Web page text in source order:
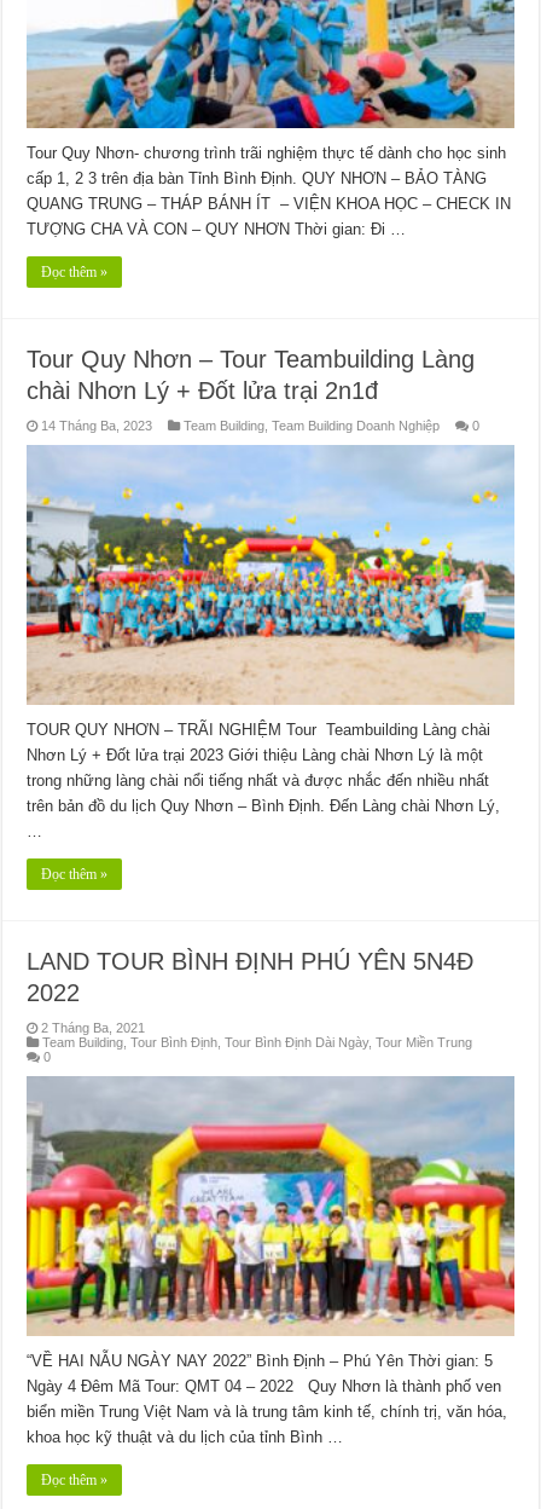
Tour Quy Nhơn- chương trình trãi nghiệm thực tế dành cho học sinh
cấp 1, 2 3 trên địa bàn Tỉnh Bình Định. QUY NHƠN – BẢO TÀNG
QUANG TRUNG – THÁP BÁNH ÍT – VIỆN KHOA HỌC – CHECK IN
TƯỢNG CHA VÀ CON – QUY NHƠN Thời gian: Đi …
Đọc thêm »
Tour Quy Nhơn – Tour Teambuilding Làng
chài Nhơn Lý + Đốt lửa trại 2n1đ
14 Tháng Ba, 2023 Team Building ,Team Building Doanh Nghiệp 0
TOUR QUY NHƠN – TRÃI NGHIỆM Tour Teambuilding Làng chài
Nhơn Lý + Đốt lửa trại 2023 Giới thiệu Làng chài Nhơn Lý là một
trong những làng chài nổi tiếng nhất và được nhắc đến nhiều nhất
trên bản đồ du lịch Quy Nhơn – Bình Định. Đến Làng chài Nhơn Lý,
Đọc thêm »
LAND TOUR BÌNH ĐỊNH PHÚ YÊN 5N4Đ
2022
2 Tháng Ba, 2021
Team Building ,Tour Bình Định ,Tour Bình Định Dài Ngày,Tour Miền Trung
0
“VỀ HAI NẪU NGÀY NAY 2022” Bình Định – Phú Yên Thời gian: 5
Ngày 4 Đêm Mã Tour: QMT 04 – 2022 Quy Nhơn là thành phố ven
biển miền Trung Việt Nam và là trung tâm kinh tế, chính trị, văn hóa,
khoa học kỹ thuật và du lịch của tỉnh Bình …
Đọc thêm »